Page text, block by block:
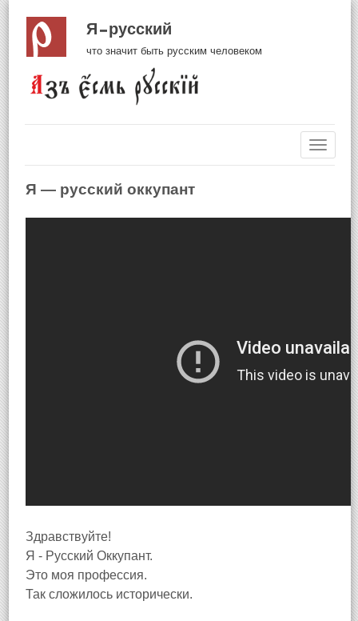
Я русский
что значит быть русским человеком
Я — русский оккупант
Здравствуйте!
Я - Русский Оккупант.
Это моя профессия.
Так сложилось исторически.